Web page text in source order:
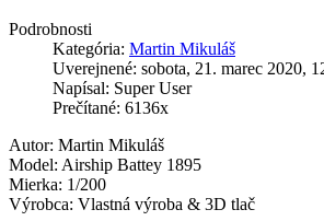
Podrobnosti
Kategória: Martin Mikuláš
Uverejnené: sobota, 21. marec 2020,
Napísal: Super User
Prečítané: 6136x
Autor: Martin Mikuláš
Model: Airship Battey 1895
Mierka: 1/200
Výrobca: Vlastná výroba & 3D tlač